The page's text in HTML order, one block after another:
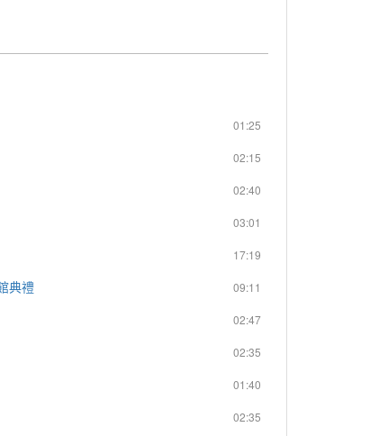
01:25
02:15
02:40
03:01
17:19
09:11
典禮
02:47
02:35
01:40
02:35